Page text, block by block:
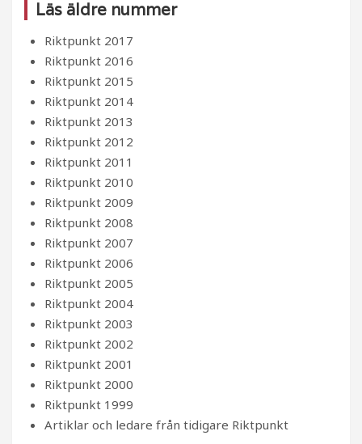
Läs äldre nummer
Riktpunkt 2017
Riktpunkt 2016
Riktpunkt 2015
Riktpunkt 2014
Riktpunkt 2013
Riktpunkt 2012
Riktpunkt 2011
Riktpunkt 2010
Riktpunkt 2009
Riktpunkt 2008
Riktpunkt 2007
Riktpunkt 2006
Riktpunkt 2005
Riktpunkt 2004
Riktpunkt 2003
Riktpunkt 2002
Riktpunkt 2001
Riktpunkt 2000
Riktpunkt 1999
Artiklar och ledare från tidigare Riktpunkt